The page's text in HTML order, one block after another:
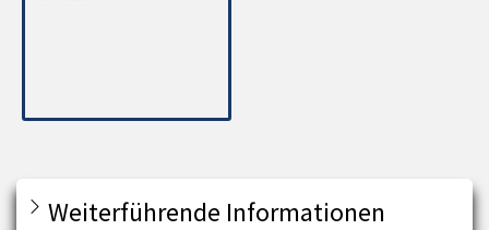
Weiterführende Informationen